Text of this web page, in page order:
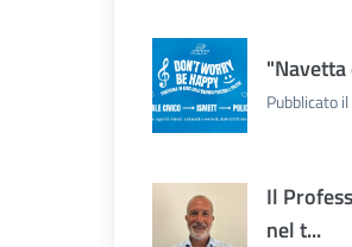
"Navetta
Pubblicato
Il
nel t...